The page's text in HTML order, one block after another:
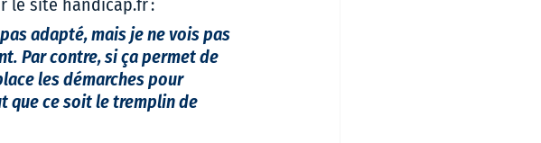
le site handicap.fr :
adapté, mais je ne vois pas
Par contre, si ça permet de
les démarches pour
que ce soit le tremplin de